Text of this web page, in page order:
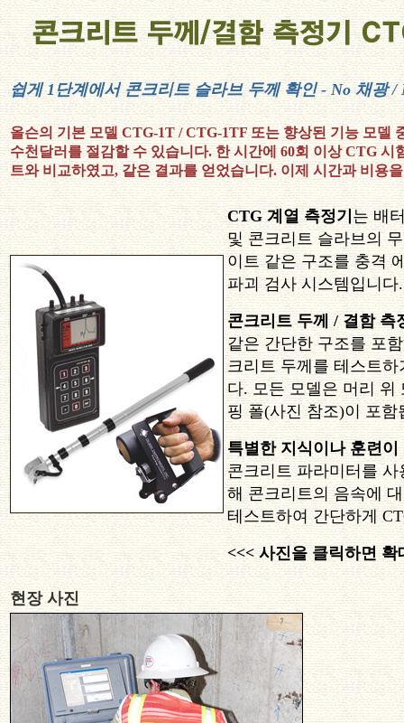
쉽게 1단계에서 콘크리트 슬라브 두께 확인 - No 채광 /
올슨의 기본 모델 CTG-1T / CTG-1TF 또는 향상된 기능 모델
수천달러를 절감할 수 있습니다. 한 시간에 60회 이상 CTG 시
트와 비교하였고, 같은 결과를 얻었습니다. 이제 시간과 비용
CTG 계열 측정기 는 배
및 콘크리트 슬라브의
이트 같은 구조를 충격
파괴 검사 시스템입니다.
콘크리트 두께 / 결함 측
같은 간단한 구조를 포
크리트 두께를 테스트
다. 모든 모델은 머리 위
핑 폴(사진 참조)이 포함
특별한 지식이나 훈련이
콘크리트 파라미터를
해 콘크리트의 음속에
테스트하여 간단하게
<<< 사진을 클릭하면 확
현장 사진